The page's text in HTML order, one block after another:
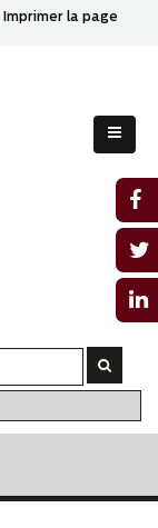
Imprimer la page